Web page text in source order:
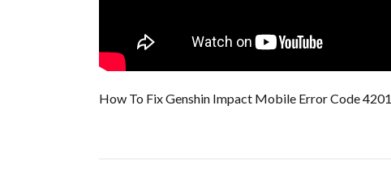
How To Fix Genshin Impact Mobile Error Code 4201